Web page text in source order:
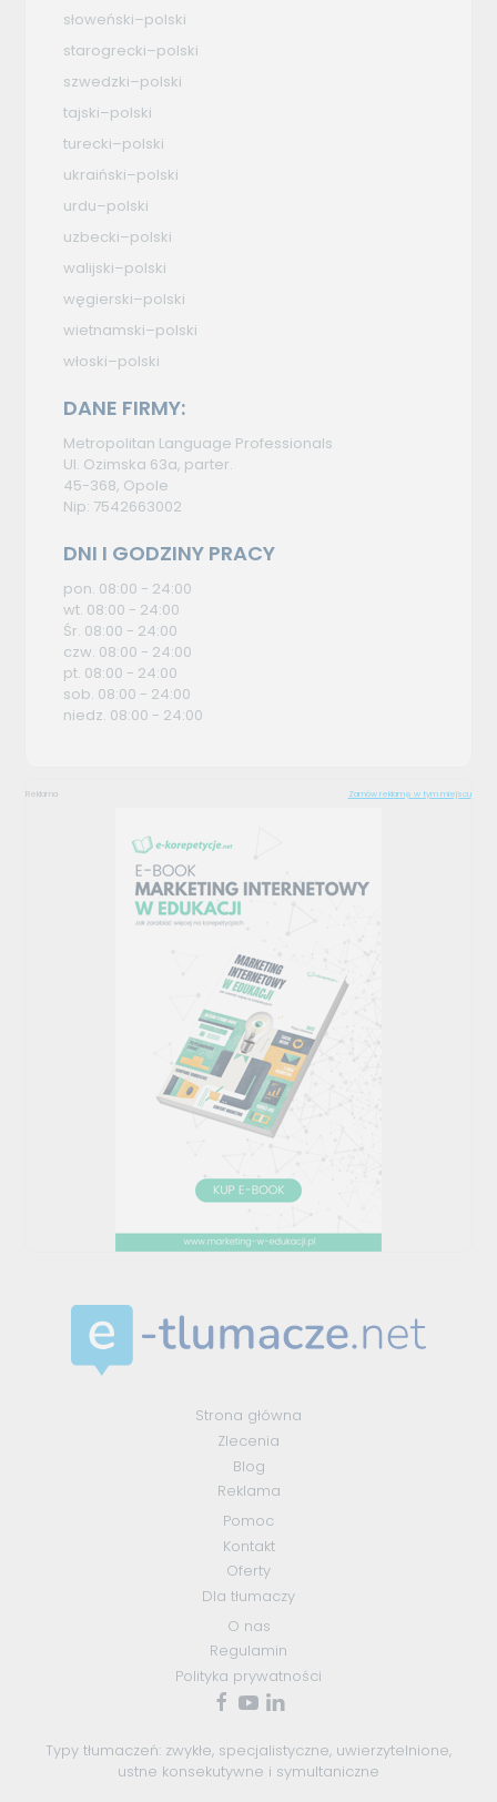
słoweński–polski
starogrecki–polski
szwedzki–polski
tajski–polski
turecki–polski
ukraiński–polski
urdu–polski
uzbecki–polski
walijski–polski
węgierski–polski
wietnamski–polski
włoski–polski
DANE FIRMY:
Metropolitan Language Professionals
Ul. Ozimska 63a, parter.
45-368, Opole
Nip: 7542663002
DNI I GODZINY PRACY
pon. 08:00 - 24:00
wt. 08:00 - 24:00
Śr. 08:00 - 24:00
czw. 08:00 - 24:00
pt. 08:00 - 24:00
sob. 08:00 - 24:00
niedz. 08:00 - 24:00
Reklama Zamów reklamę w tym miejscu
Strona główna
Zlecenia
Blog
Reklama
Pomoc
Kontakt
Oferty
Dla tłumaczy
O nas
Regulamin
Polityka prywatności
Typy tłumaczeń: zwykłe, specjalistyczne, uwierzytelnione,
ustne konsekutywne i symultaniczne